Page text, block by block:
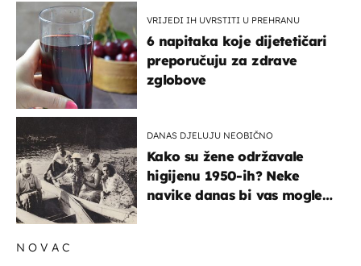
VRIJEDI IH UVRSTITI U PREHRANU
6 napitaka koje dijetetičari
preporučuju za zdrave
zglobove
DANAS DJELUJU NEOBIČNO
Kako su žene održavale
higijenu 1950-ih? Neke
navike danas bi vas mogle
NOVAC